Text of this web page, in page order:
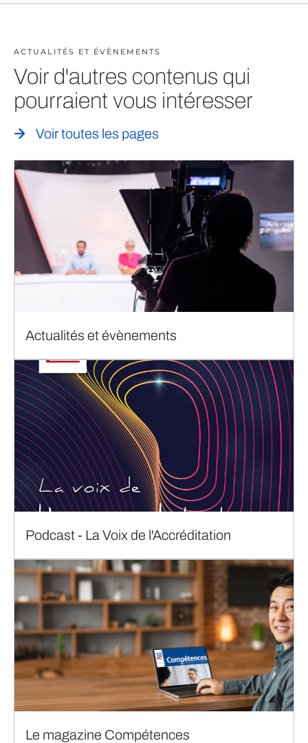
ACTUALITÉS ET ÉVÈNEMENTS
Voir d'autres contenus qui
pourraient vous intéresser
Voir toutes les pages
Actualités et évènements
Podcast - La Voix de l'Accréditation
Le magazine Compétences